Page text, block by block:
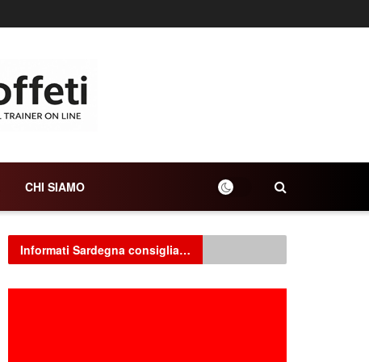
CHI SIAMO
Informati Sardegna consiglia…